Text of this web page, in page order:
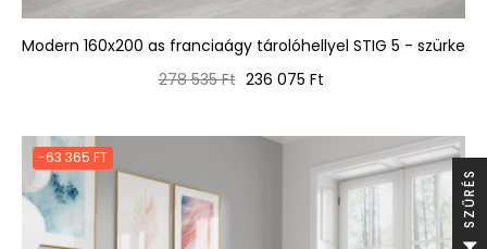
Modern 160x200 as franciaágy tárolóhellyel STIG 5 - szürke
Normál
278 535 Ft Ár
236 075 Ft
-63 365 FT
S